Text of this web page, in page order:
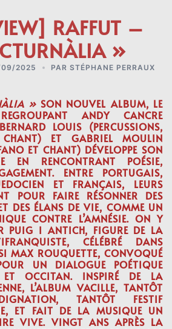
RAFFUT –
»
2025 PAR STÉPHANE PERRAUX
»SON NOUVEL ALBUM, LE
ANDY CANCRE
LOUIS (PERCUSSIONS,
CHANT) ET GABRIEL MOULIN
ET CHANT) DÉVELOPPE SON
EN RENCONTRANT POÉSIE,
ENTRE PORTUGAIS,
ET FRANÇAIS, LEURS
POUR FAIRE RÉSONNER DES
DES ÉLANS DE VIE, COMME UN
CONTRE L’AMNÉSIE. ON Y
PUIG I ANTICH, FIGURE DE LA
CÉLÉBRÉ DANS
MAX ROUQUETTE, CONVOQUÉ
UN DIALOGUE POÉTIQUE
ET OCCITAN. INSPIRÉ DE LA
L’ALBUM VACILLE, TANTÔT
TANTÔT FESTIF
ET FAIT DE LA MUSIQUE UN
VIVE. VINGT ANS APRÈS LA